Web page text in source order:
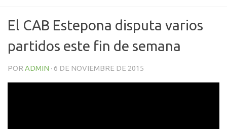
El CAB Estepona disputa varios
partidos este fin de semana
POR ADMIN · 6 DE NOVIEMBRE DE 2015